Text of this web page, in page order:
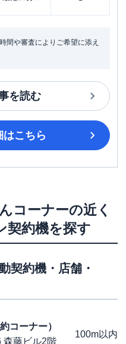
間や審査によりご希望に添え
を読む
はこちら
コーナーの近く
契約機を探す
契約機・店舗・
コーナー）
森藤ビル2階
100m以内